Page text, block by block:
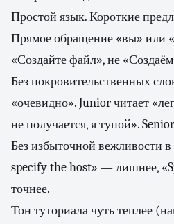
Простой язык. Короткие
Прямое обращение «вы» или
«Создайте файл», не
Без покровительственных
«очевидно». Junior читает
не получается, я тупой».
Без избыточной вежливости в
specify the host» — лишнее,
точнее.
Тон туториала чуть теплее